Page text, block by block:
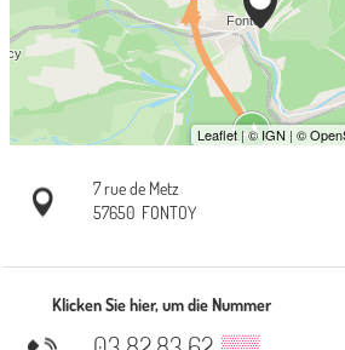
7 rue de Metz
57650 FONTOY
Klicken Sie hier, um die Nummer